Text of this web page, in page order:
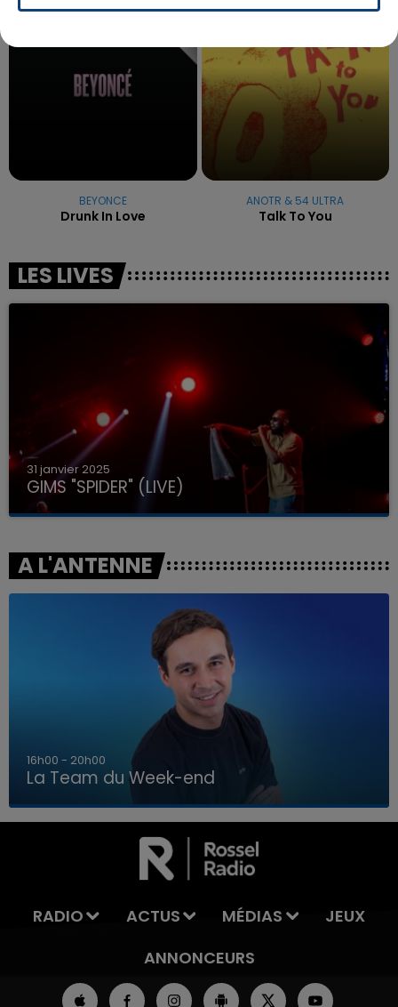
LA TEAM DU WEEK-END
BEYONCE
Drunk In Love
ANOTR & 54 ULTRA
Talk To You
LES LIVES
31 janvier 2025
GIMS "SPIDER" (LIVE)
A L'ANTENNE
7h00 - 12h00
La Team du Week-end
RADIO ACTUS MÉDIAS
JEUX
ANNONCEURS